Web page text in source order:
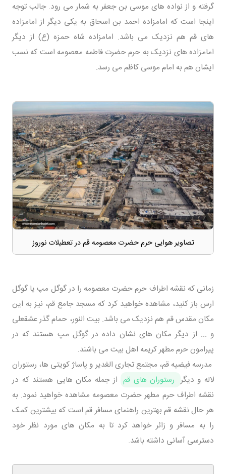
گرفته و از نواده های موسی بن جعفر به شمار می رود. جالب توجه
اینجا است که امامزاده احمد بن اسحاق به یکی دیگر از امامزاده
های قم هم نزدیک می باشد. امامزاده شاه حمزه (ع) از دیگر
امامزاده های نزدیک به حرم حضرت فاطمه معصومه است که نسب
ایشان هم به امام موسی کاظم می رسد.
تصاویر هوایی حرم حضرت معصومه قم در تعطیلات نوروز
زمانی که نقشه اطراف حرم حضرت معصومه را در گوگل مپ یا گوگل
ارس باز کنید، مشاهده خواهید کرد که مسجد جامع قم، نیز به این
مکان مقدس قم هم نزدیک می باشد. بیت النور، حمام گذر عشقعلی
و ... از دیگر مکان های نشان داده در گوگل مپ هستند که در
پیرامون حرم مطهر کریمه اهل بیت می باشند.
مدرسه فیضیه قم، مجتمع تجاری الغدیر و پاساژ کویتی ها، رستوران
لاله و دیگر رستوران های قم از جمله مکان هایی هستند که در
نقشه اطراف حرم مطهر حضرت معصومه مشاهده خواهید نمود. به
هر حال نقشه قم بهترین راهنمای مسافر قم است که بیشترین کمک
را به مسافر و زائر خواهد کرد تا به مکان های مورد نظر خود
دسترسی آسانی داشته باشد.